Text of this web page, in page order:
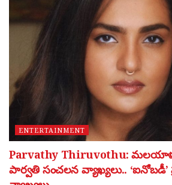
ENTERTAINMENT
Parvathy Thiruvothu:
పార్వతి సంచలన వ్యాఖ్యలు.. ‘ఐనోబడీ’